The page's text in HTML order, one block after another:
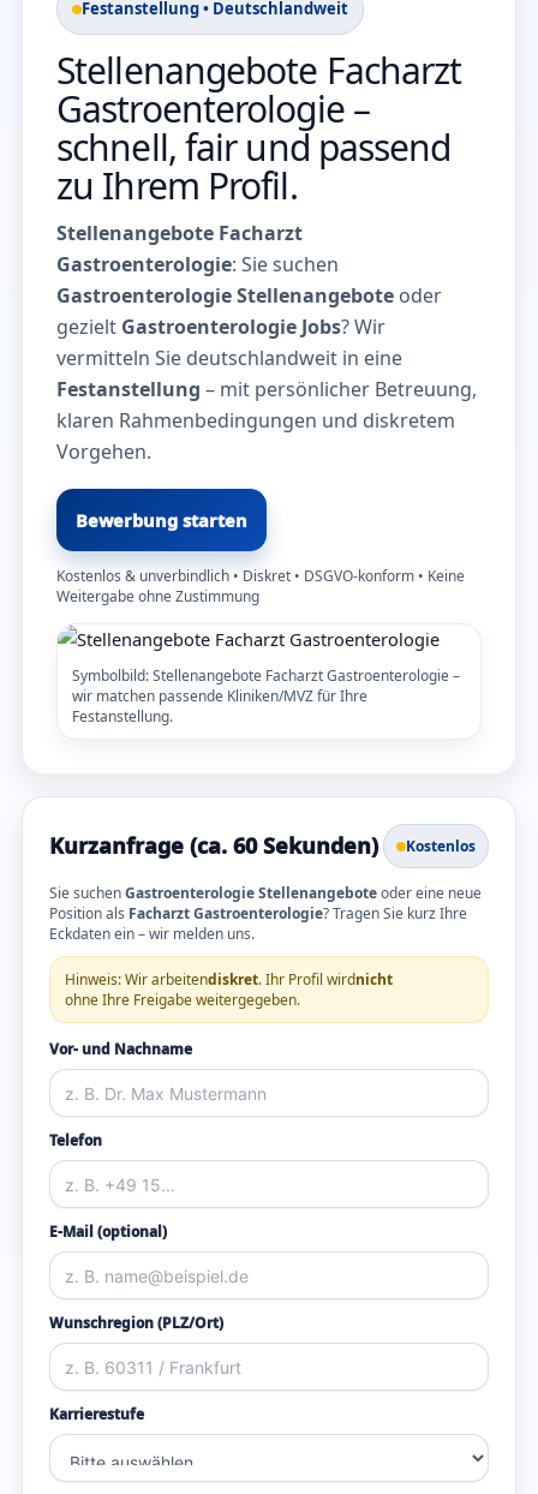
Festanstellung • Deutschlandweit
Stellenangebote Facharzt
Gastroenterologie –
schnell, fair und passend
zu Ihrem Profil.
Stellenangebote Facharzt
Gastroenterologie: Sie suchen
Gastroenterologie Stellenangebote oder
gezielt Gastroenterologie Jobs? Wir
vermitteln Sie deutschlandweit in eine
Festanstellung – mit persönlicher Betreuung,
klaren Rahmenbedingungen und diskretem
Vorgehen.
Bewerbung starten
Kostenlos & unverbindlich • Diskret • DSGVO-konform • Keine
Weitergabe ohne Zustimmung
Symbolbild: Stellenangebote Facharzt Gastroenterologie –
wir matchen passende Kliniken/MVZ für Ihre
Festanstellung.
Kurzanfrage (ca. 60 Sekunden) Kostenlos
Sie suchenGastroenterologie Stellenangeboteoder eine neue
Position als Facharzt Gastroenterologie? Tragen Sie kurz Ihre
Eckdaten ein – wir melden uns.
Hinweis: Wir arbeitendiskret. Ihr Profil wirdnicht
ohne Ihre Freigabe weitergegeben.
Vor- und Nachname
Telefon
E-Mail (optional)
Wunschregion (PLZ/Ort)
Karrierestufe